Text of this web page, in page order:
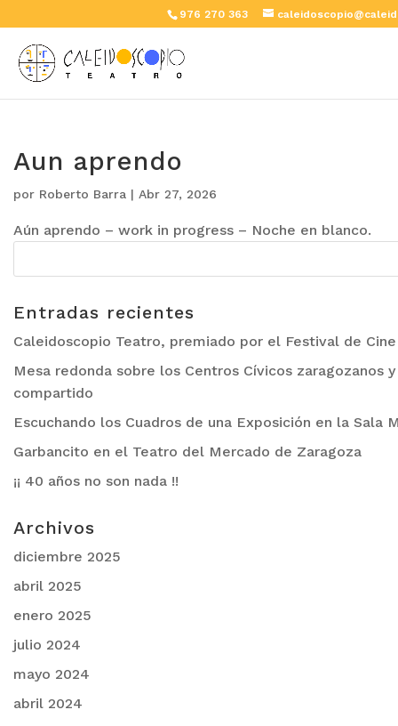
976 270 363
Aun aprendo
por Roberto Barra | Abr 27, 2026
Aún aprendo – work in progress – Noche en blanco.
Entradas recientes
Caleidoscopio Teatro, premiado por el Festival de
Mesa redonda sobre los Centros Cívicos zaragozanos
compartido
Escuchando los Cuadros de una Exposición en la Sala
Garbancito en el Teatro del Mercado de Zaragoza
¡¡ 40 años no son nada !!
Archivos
diciembre 2025
abril 2025
enero 2025
julio 2024
mayo 2024
abril 2024